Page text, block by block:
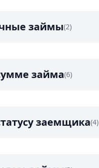
займы(2)
займа(6)
заемщика(4)